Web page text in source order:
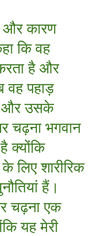
कारण
कि वह
है और
वह पहाड़
और उसके
चढ़ना भगवान
क्योंकि
लिए शारीरिक
हैं।
चढ़ना एक
यह मेरी